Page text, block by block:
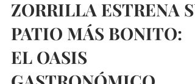
MADRID ME ENAMORA
17 jul
2 min de lectura
LA ANCHA DE
ZORRILLA ESTRENA SU